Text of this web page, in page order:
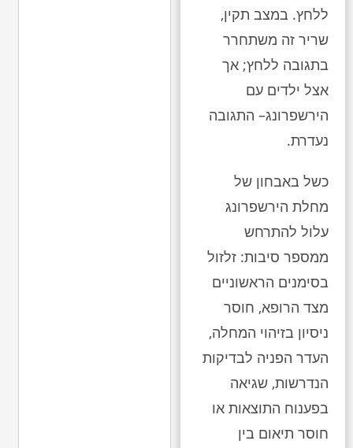
ללחץ. במצב תקין,
שריר זה משתחרר
בתגובה ללחץ; אך
אצל ילדים עם
הירשפרונג– התגובה
נעדרת.
כשל באבחון של
מחלת הירשפרונג
עלול להתרחש
ממספר סיבות: זלזול
בסימנים הראשוניים
מצד הרופא, חוסר
ניסיון בזיהוי המחלה,
העדר הפניה לבדיקות
הנדרשות, שגיאה
בפענוח התוצאות או
חוסר תיאום בין